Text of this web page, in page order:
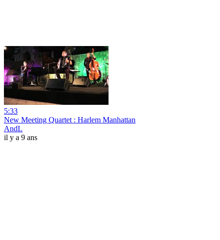
5:33
New Meeting Quartet : Harlem Manhattan
AndL
il y a 9 ans